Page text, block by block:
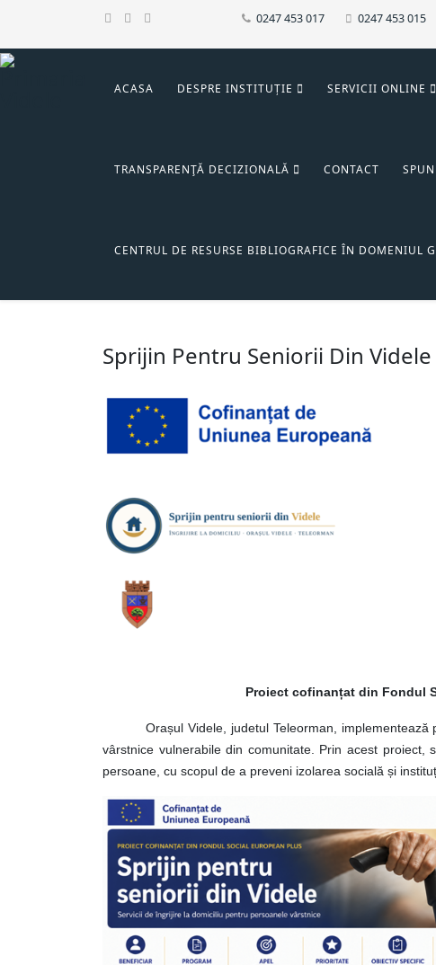
0247 453 017 0247 453 015
ACASA DESPRE INSTITUȚIE SERVICII ONLINE
TRANSPARENŢĂ DECIZIONALĂ CONTACT
CENTRUL DE RESURSE BIBLIOGRAFICE ÎN DOMENIUL
Sprijin Pentru Seniorii Din Videle
Proiect cofinanțat din Fondul
Orașul Videle, judetul Teleorman,
vârstnice vulnerabile din comunitate. Prin acest
persoane, cu scopul de a preveni izolarea socială și